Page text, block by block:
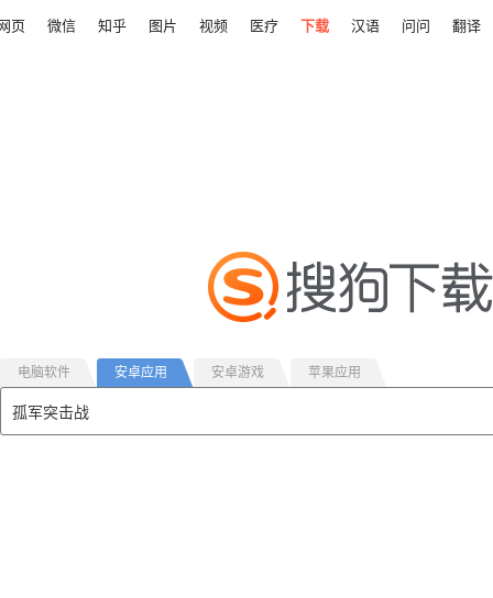
页 微信 知乎 图片 视频 医疗 下载 汉语 问问 翻译
电脑软件 安卓应用 安卓游戏 苹果应用